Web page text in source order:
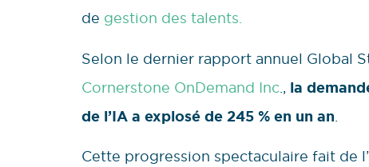
de gestion des talents.
Selon le dernier rapport annuel Global
Cornerstone OnDemand Inc., la
de l’IA a explosé de 245 % en un an.
Cette progression spectaculaire fait de